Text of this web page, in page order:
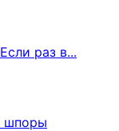
раз в...
шпоры